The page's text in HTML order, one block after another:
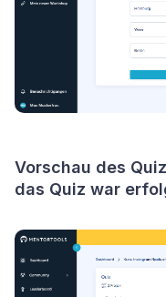
Vorschau des
das Quiz war